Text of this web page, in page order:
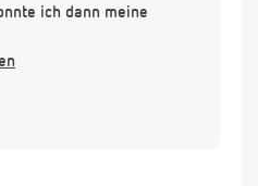
ich dann meine
Geburt hat leider nie
ich, dass mir und